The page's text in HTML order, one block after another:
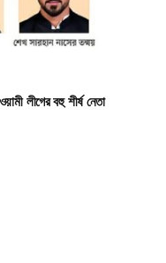
লীগের বহু শীর্ষ নেতা